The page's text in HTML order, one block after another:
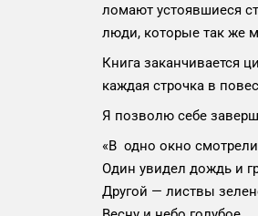
ломают устоявшиеся
люди, которые так же
Книга заканчивается
каждая строчка в
Я позволю себе
«В одно окно
Один увидел дождь и
Другой — листвы